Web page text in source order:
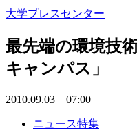
大学プレスセンター
最先端の環境技
キャンパス」
2010.09.03 07:00
ニュース特集